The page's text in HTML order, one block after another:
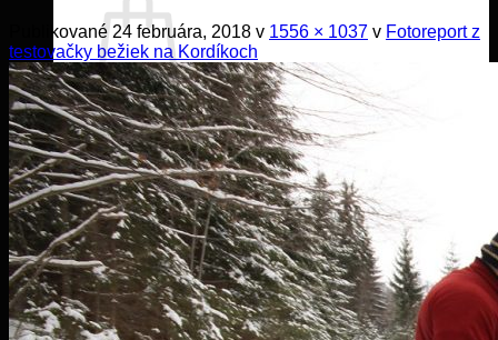
Žiadne produkty v košíku.
Vrátiť sa do obchodu
Publikované24 februára, 2018 v 1556 × 1037 v Fotoreport z
testovačky bežiek na Kordíkoch